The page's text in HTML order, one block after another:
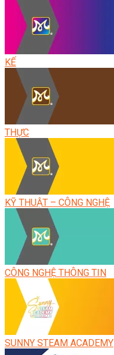
KẾ
THỰC
KỸ THUẬT – CÔNG NGHỆ
CÔNG NGHỆ THÔNG TIN
SUNNY STEAM ACADEMY